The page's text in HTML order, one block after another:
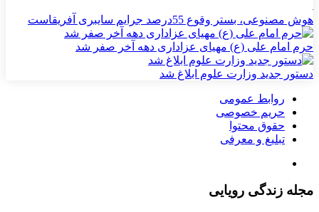
هوش مصنوعی، بستر وقوع 55درصد جرایم سایبری آفریقاست
حرم امام علی (ع) مهیای عزاداری دهه آخر صفر شد
دستور جدید وزارت علوم ابلاغ شد
روابط عمومی
حریم خصوصی
حقوق محتوا
تبلیغ و معرفی
مجله زندگی رویایی